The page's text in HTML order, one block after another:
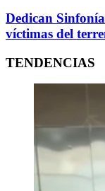
Dedican
víctimas del
TENDENCIAS